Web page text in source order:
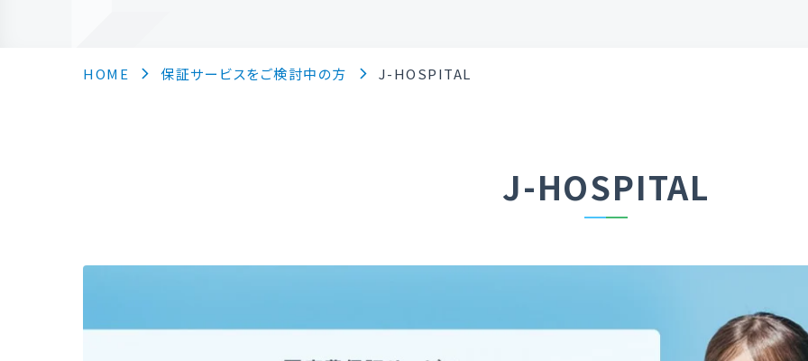
HOME 保証サービスをご検討中の方 J-HOSPITAL
J-HOSPITAL